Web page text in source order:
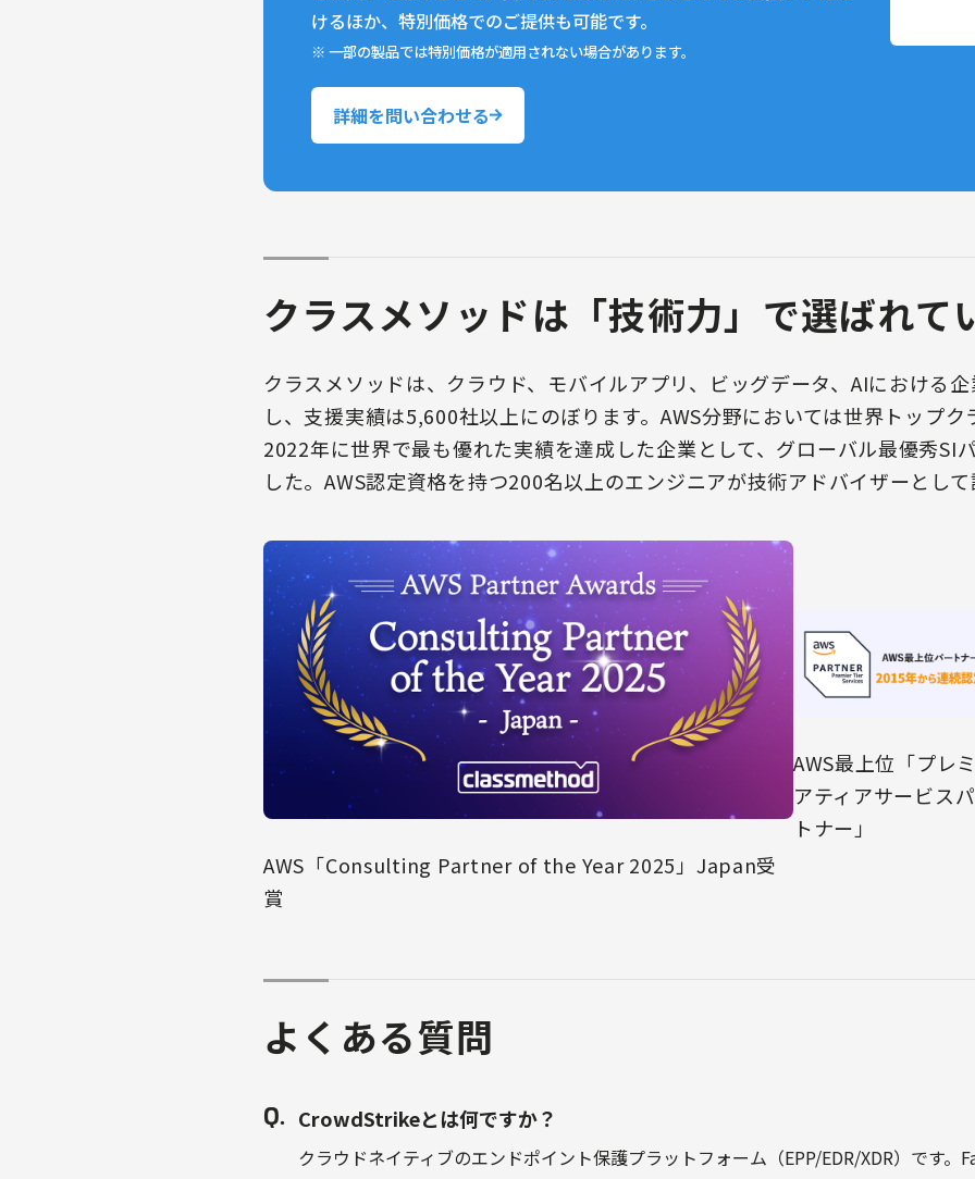
けるほか、特別価格でのご提供も可能です。
※ 一部の製品では特別価格が適用されない場合があります。
詳細を問い合わせる
クラスメソッドは「技術力」で選ばれて
クラスメソッドは、クラウド、モバイルアプリ、ビッグデータ、AIにおける
し、支援実績は5,600社以上にのぼります。AWS分野においては世界トップク
2022年に世界で最も優れた実績を達成した企業として、グローバル最優秀SI
した。AWS認定資格を持つ200名以上のエンジニアが技術アドバイザーとして
AWS「Consulting Partner of the Year 2025」Japan受
賞
AWS最上位「プレミ
アティアサービス
トナー」
よくある質問
CrowdStrikeとは何ですか？
クラウドネイティブのエンドポイント保護プラットフォーム（EPP/EDR/XDR）です。